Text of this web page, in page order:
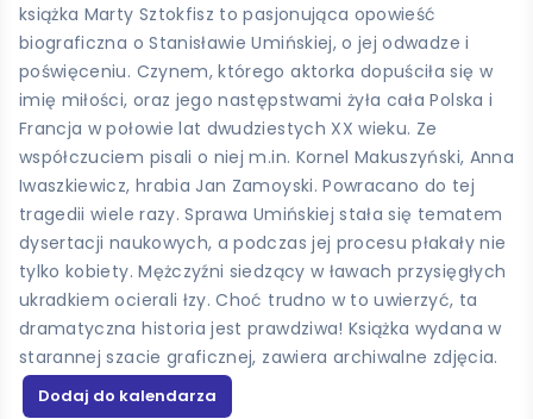
książka Marty Sztokfisz to pasjonująca opowieść
biograficzna o Stanisławie Umińskiej, o jej odwadze i
poświęceniu. Czynem, którego aktorka dopuściła się w
imię miłości, oraz jego następstwami żyła cała Polska i
Francja w połowie lat dwudziestych XX wieku. Ze
współczuciem pisali o niej m.in. Kornel Makuszyński, Anna
Iwaszkiewicz, hrabia Jan Zamoyski. Powracano do tej
tragedii wiele razy. Sprawa Umińskiej stała się tematem
dysertacji naukowych, a podczas jej procesu płakały nie
tylko kobiety. Mężczyźni siedzący w ławach przysięgłych
ukradkiem ocierali łzy. Choć trudno w to uwierzyć, ta
dramatyczna historia jest prawdziwa! Książka wydana w
starannej szacie graficznej, zawiera archiwalne zdjęcia.